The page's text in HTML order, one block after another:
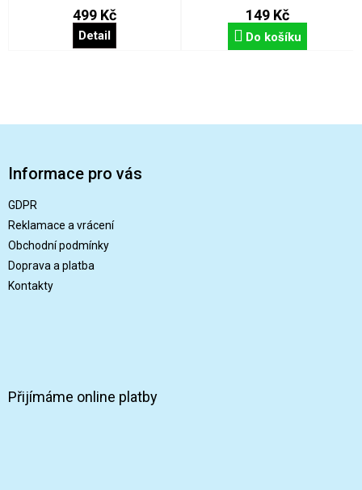
499 Kč
Detail
149 Kč
Do košíku
Informace pro vás
GDPR
Reklamace a vrácení
Obchodní podmínky
Doprava a platba
Kontakty
Přijímáme online platby